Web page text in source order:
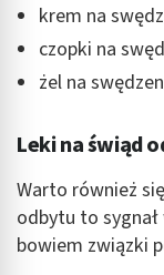
krem na
czopki na
żel na
Leki na świąd
Warto również
odbytu to
bowiem związki